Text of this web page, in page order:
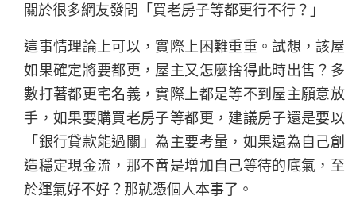
關於很多網友發問「買老房子等都更行不行？」
這事情理論上可以，實際上困難重重。試想，該屋
如果確定將要都更，屋主又怎麼捨得此時出售？多
數打著都更宅名義，實際上都是等不到屋主願意放
手，如果要購買老房子等都更，建議房子還是要以
「銀行貸款能過關」為主要考量，如果還為自己創
造穩定現金流，那不啻是增加自己等待的底氣，至
於運氣好不好？那就憑個人本事了。